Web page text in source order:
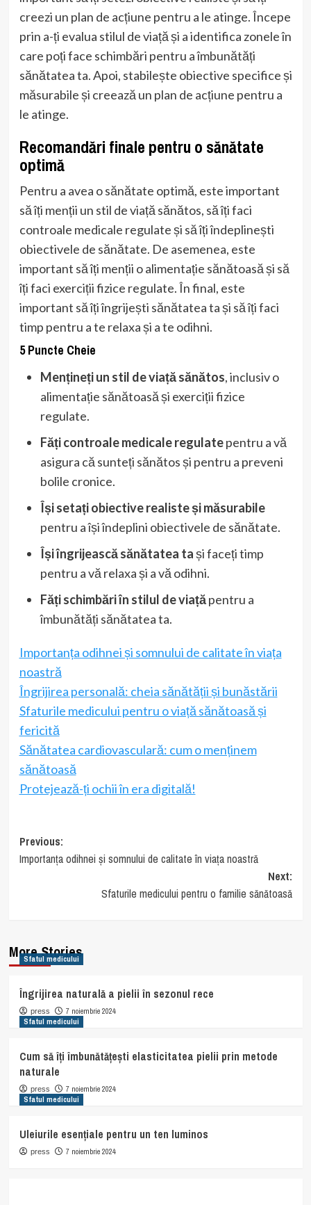
creezi un plan de acțiune pentru a le atinge. Începe
prin a-ți evalua stilul de viață și a identifica zonele în
care poți face schimbări pentru a îmbunătăți
sănătatea ta. Apoi, stabilește obiective specifice și
măsurabile și creează un plan de acțiune pentru a
le atinge.
Recomandări finale pentru o sănătate
optimă
Pentru a avea o sănătate optimă, este important
să îți menții un stil de viață sănătos, să îți faci
controale medicale regulate și să îți îndeplinești
obiectivele de sănătate. De asemenea, este
important să îți menții o alimentație sănătoasă și să
îți faci exerciții fizice regulate. În final, este
important să îți îngrijești sănătatea ta și să îți faci
timp pentru a te relaxa și a te odihni.
5 Puncte Cheie
Mențineți un stil de viață sănătos, inclusiv o
alimentație sănătoasă și exerciții fizice
regulate.
Făți controale medicale regulatepentru a vă
asigura că sunteți sănătos și pentru a preveni
bolile cronice.
Își setați obiective realiste și măsurabile
pentru a își îndeplini obiectivele de sănătate.
Își îngrijească sănătatea tași faceți timp
pentru a vă relaxa și a vă odihni.
Făți schimbări în stilul de viațăpentru a
îmbunătăți sănătatea ta.
Importanța odihnei și somnului de calitate în viața
noastră
Îngrijirea personală: cheia sănătății și bunăstării
Sfaturile medicului pentru o viață sănătoasă și
fericită
Sănătatea cardiovasculară: cum o menținem
sănătoasă
Protejează-ți ochii în era digitală!
Post
navigation
Previous:
Importanța odihnei și somnului de calitate în viața noastră
Next:
Sfaturile medicului pentru o familie sănătoasă
More Stories
Sfatul medicului
Îngrijirea naturală a pielii în sezonul rece
press
7 noiembrie 2024
Sfatul medicului
Cum să îți îmbunătățești elasticitatea pielii prin metode
naturale
press
7 noiembrie 2024
Sfatul medicului
Uleiurile esențiale pentru un ten luminos
press 7 noiembrie 2024